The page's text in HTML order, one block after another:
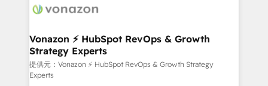
delà d’une simple transformation digitale et des
➤ L’intégration de CRM et de méthodologie RevOps
pour aligner les équipes marketing, commerciales et
support client (data migration, synchronisation API,
audit et maintenance) ➤ La création de sites internet
Vonazon ⚡ HubSpot RevOps & Growth
Strategy Experts
提供元：Vonazon ⚡ HubSpot RevOps & Growth Strategy
Experts